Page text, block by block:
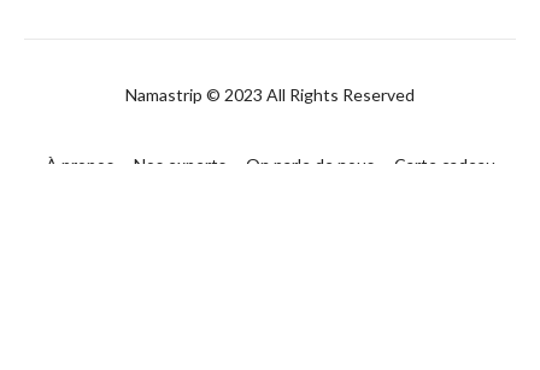
Namastrip © 2023 All Rights Reserved
À propos Nos experts On parle de nous
Carte cadeau